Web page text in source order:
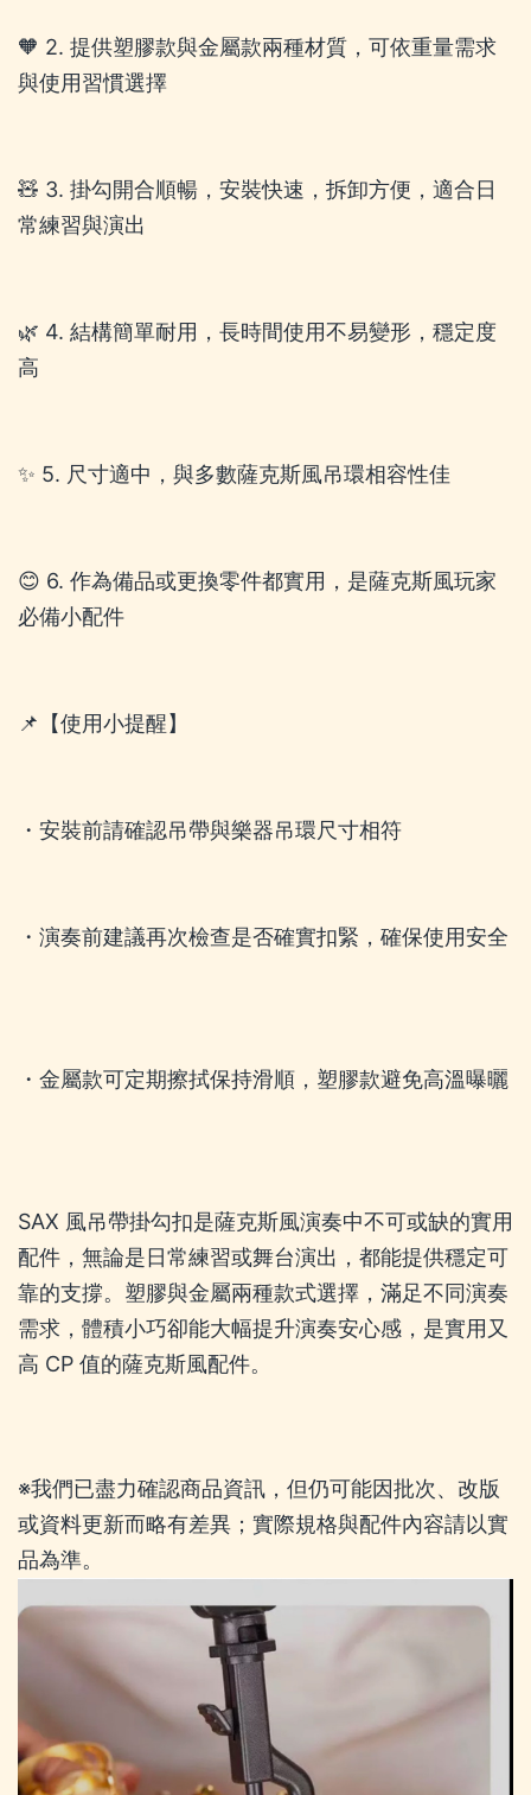
🧡 2. 提供塑膠款與金屬款兩種材質，可依重量需求
與使用習慣選擇
🧸 3. 掛勾開合順暢，安裝快速，拆卸方便，適合日
常練習與演出
🌿 4. 結構簡單耐用，長時間使用不易變形，穩定度
高
✨ 5. 尺寸適中，與多數薩克斯風吊環相容性佳
😊 6. 作為備品或更換零件都實用，是薩克斯風玩家
必備小配件
📌【使用小提醒】
・安裝前請確認吊帶與樂器吊環尺寸相符
・演奏前建議再次檢查是否確實扣緊，確保使用安全
・金屬款可定期擦拭保持滑順，塑膠款避免高溫曝曬
SAX 風吊帶掛勾扣是薩克斯風演奏中不可或缺的實用
配件，無論是日常練習或舞台演出，都能提供穩定可
靠的支撐。塑膠與金屬兩種款式選擇，滿足不同演奏
需求，體積小巧卻能大幅提升演奏安心感，是實用又
高 CP 值的薩克斯風配件。
※我們已盡力確認商品資訊，但仍可能因批次、改版
或資料更新而略有差異；實際規格與配件內容請以實
品為準。